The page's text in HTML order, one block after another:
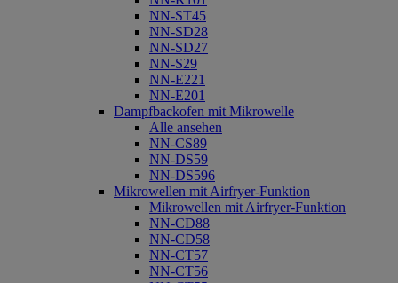
NN-ST45
NN-SD28
NN-SD27
NN-S29
NN-E221
NN-E201
Dampfbackofen mit Mikrowelle
Alle ansehen
NN-CS89
NN-DS59
NN-DS596
Mikrowellen mit Airfryer-Funktion
Mikrowellen mit Airfryer-Funktion
NN-CD88
NN-CD58
NN-CT57
NN-CT56